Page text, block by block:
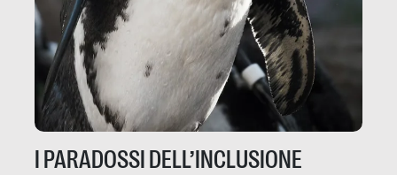
I PARADOSSI DELL’INCLUSIONE